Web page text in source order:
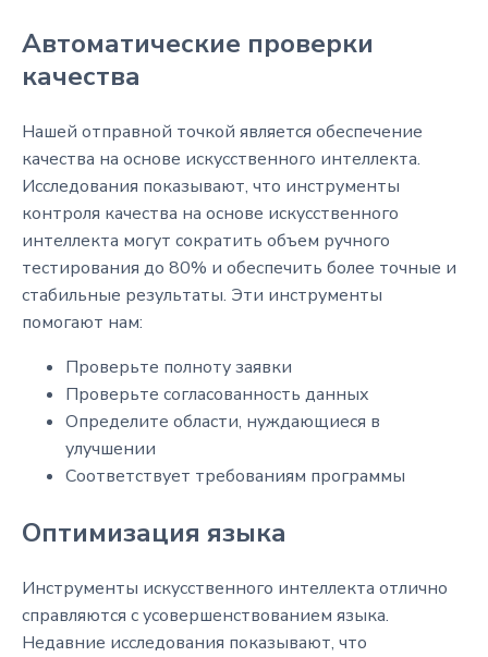
Автоматические проверки
качества
Нашей отправной точкой является обеспечение
качества на основе искусственного интеллекта.
Исследования показывают, что инструменты
контроля качества на основе искусственного
интеллекта могут сократить объем ручного
тестирования до 80% и обеспечить более точные и
стабильные результаты. Эти инструменты
помогают нам:
Проверьте полноту заявки
Проверьте согласованность данных
Определите области, нуждающиеся в
улучшении
Соответствует требованиям программы
Оптимизация языка
Инструменты искусственного интеллекта отлично
справляются с усовершенствованием языка.
Недавние исследования показывают, что